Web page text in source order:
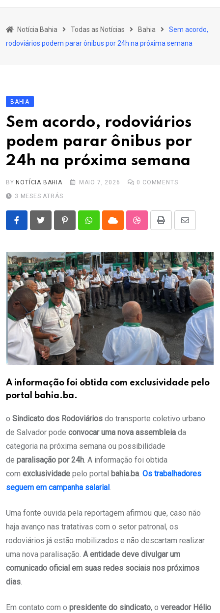
Educação
Esporte
Outros Assuntos
Notícia Bahia Todas as Notícias Bahia
Sem acordo,
rodoviários podem parar ônibus por 24h na próxima semana
BAHIA
Sem acordo, rodoviários
podem parar ônibus por
24h na próxima semana
BY NOTÍCIA BAHIA MAIO 7, 2026 0 COMMENTS
3 MESES ATRÁS
PinterestWhatsappCloud StumbleUpon
Print
Share
Email
A informação foi obtida com exclusividade pelo
portal bahia.ba.
o Sindicato dos Rodoviários do transporte coletivo urbano
de Salvador pode convocar uma nova assembleia da
categoria na próxima semana ou possibilidade
de paralisação por 24h. A informação foi obtida
com exclusividade pelo portal bahia.ba. Os trabalhadores
seguem em campanha salarial .
Uma fonte ouvida pela reportagem afirmou que, caso não
haja avanço nas tratativas com o setor patronal, os
rodoviários já estão mobilizados e não descartam realizar
uma nova paralisação. A entidade deve divulgar um
comunicado oficial em suas redes sociais nos próximos
dias.
Em contato com o presidente do sindicato, o vereador Hélio